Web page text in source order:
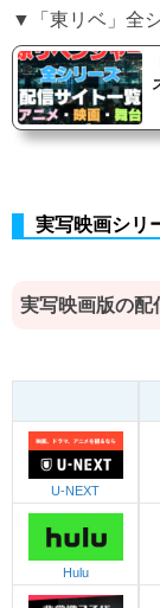
▼「東リベ」全
実写映画シリ
実写映画版の配
U-NEXT
Hulu